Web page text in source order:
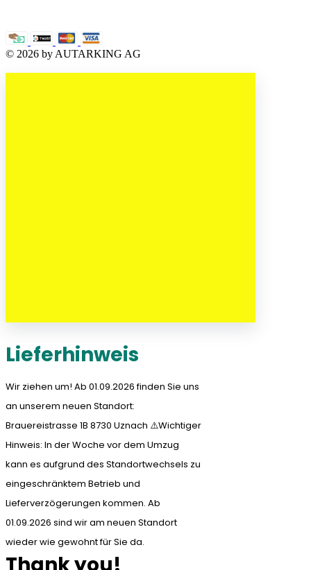
© 2026 by AUTARKING AG
Lieferhinweis
Wir ziehen um! Ab 01.09.2026 finden Sie uns
an unserem neuen Standort:
Brauereistrasse 1B 8730 Uznach ⚠️Wichtiger
Hinweis: In der Woche vor dem Umzug
kann es aufgrund des Standortwechsels zu
eingeschränktem Betrieb und
Lieferverzögerungen kommen. Ab
01.09.2026 sind wir am neuen Standort
wieder wie gewohnt für Sie da.